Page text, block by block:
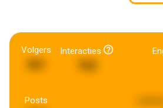
Volgers Interacties
Posts